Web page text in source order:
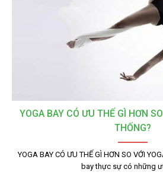
YOGA BAY CÓ ƯU THẾ GÌ HƠN
THỐNG?
YOGA BAY CÓ ƯU THẾ GÌ HƠN SO VỚI
bay thực sự có những